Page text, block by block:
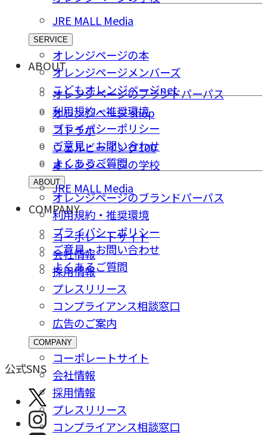
JRE MALL Media
SERVICE
オレンジページの本
オレンジページメンバーズ
こどもオレンジページnet
オレンジページ shop
コトラボ
ウェルビーイング100
オレンジページの学校
JRE MALL Media
ABOUT
オレンジページのブランドパーパス
利用規約・推奨環境
プライバシーポリシー
ご意⾒・お問い合わせ
よくあるご質問
ABOUT
オレンジページのブランドパーパス
利用規約・推奨環境
プライバシーポリシー
ご意⾒・お問い合わせ
よくあるご質問
COMPANY
コーポレートサイト
会社情報
採⽤情報
プレスリリース
コンプライアンス相談窓⼝
広告のご案内
COMPANY
コーポレートサイト
会社情報
採⽤情報
プレスリリース
コンプライアンス相談窓⼝
公式SNS